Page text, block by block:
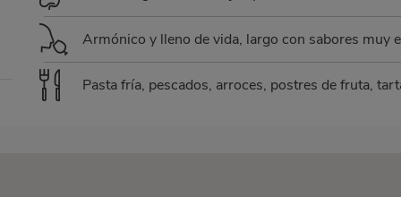
Armónico y lleno de vida, largo con sabores muy
Pasta fría, pescados, arroces, postres de fruta,